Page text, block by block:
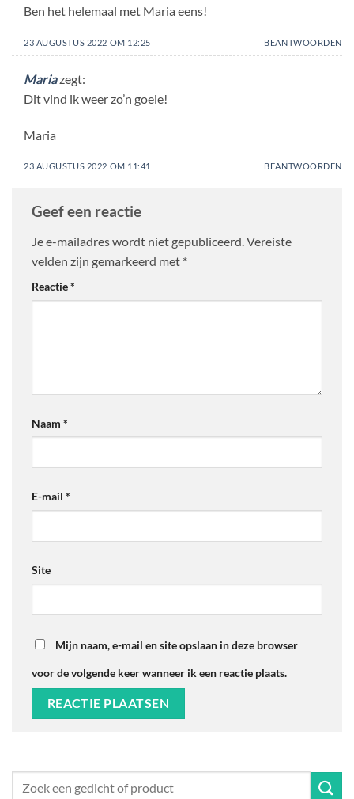
Ben het helemaal met Maria eens!
23 AUGUSTUS 2022 OM 12:25 BEANTWOORDEN
Mariazegt:
Dit vind ik weer zo’n goeie!
Maria
23 AUGUSTUS 2022 OM 11:41 BEANTWOORDEN
Geef een reactie
Je e-mailadres wordt niet gepubliceerd.Vereiste
velden zijn gemarkeerd met *
Reactie*
Naam *
E-mail *
Site
Mijn naam, e-mail en site opslaan in deze browser
voor de volgende keer wanneer ik een reactie plaats.